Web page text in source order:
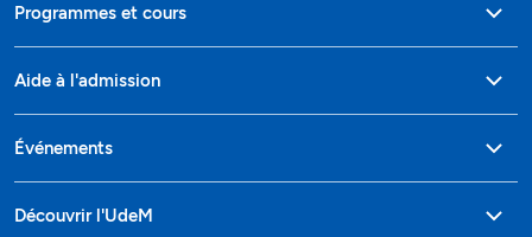
Programmes et cours
Aide à l'admission
Événements
Découvrir l'UdeM